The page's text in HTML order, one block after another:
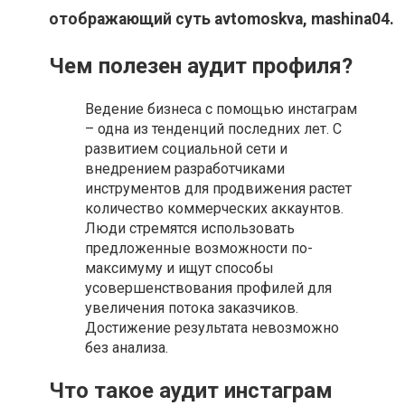
отображающий суть avtomoskva, mashina04.
Чем полезен аудит профиля?
Ведение бизнеса с помощью инстаграм
– одна из тенденций последних лет. С
развитием социальной сети и
внедрением разработчиками
инструментов для продвижения растет
количество коммерческих аккаунтов.
Люди стремятся использовать
предложенные возможности по-
максимуму и ищут способы
усовершенствования профилей для
увеличения потока заказчиков.
Достижение результата невозможно
без анализа.
Что такое аудит инстаграм